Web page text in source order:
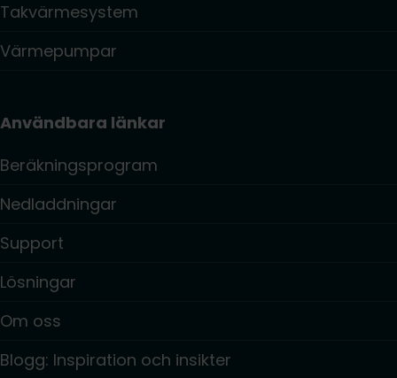
Takvärmesystem
Värmepumpar
Användbara länkar
Beräkningsprogram
Nedladdningar
Support
Lösningar
Om oss
Blogg: Inspiration och insikter